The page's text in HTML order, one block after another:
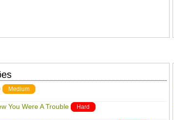
Medium
You Were A Trouble Hard